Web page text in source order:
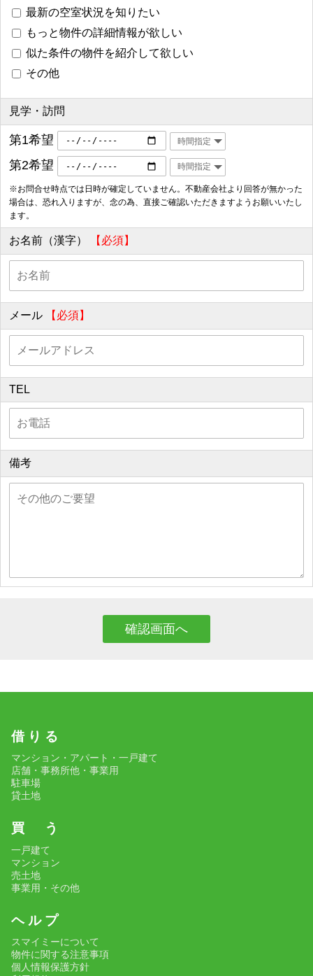
最新の空室状況を知りたい
もっと物件の詳細情報が欲しい
似た条件の物件を紹介して欲しい
その他
見学・訪問
第1希望
第2希望
※お問合せ時点では日時が確定していません。不動産会社より回答が無かった
場合は、恐れ入りますが、念の為、直接ご確認いただきますようお願いいたし
ます。
お名前（漢字） 【必須】
メール 【必須】
TEL
備考
借 り る
マンション・アパート・一戸建て
店舗・事務所他・事業用
駐車場
貸土地
買 う
一戸建て
マンション
売土地
事業用・その他
ヘ ル プ
スマイミーについて
物件に関する注意事項
個人情報保護方針